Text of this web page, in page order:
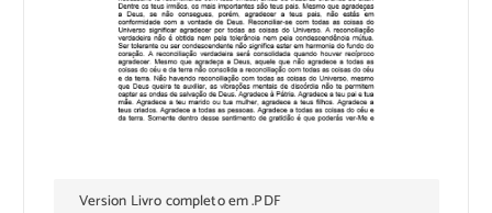
Version Livro completo em .PDF